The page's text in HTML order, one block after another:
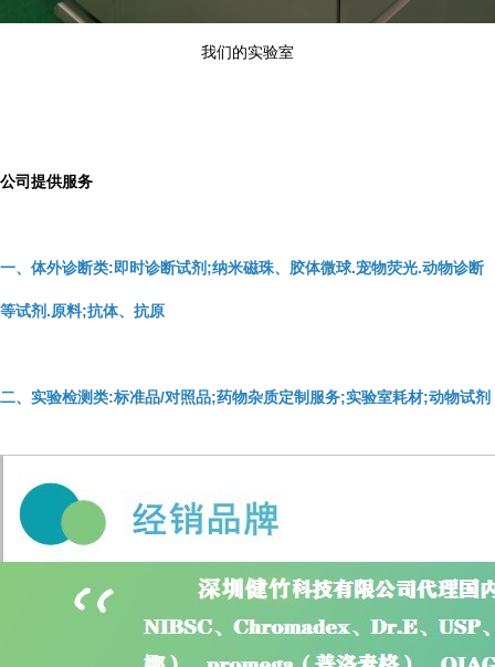
我们的实验室
公司提供服务
一、体外诊断类:即时诊断试剂;纳米磁珠、胶体微球.宠物荧光.动物诊断
等试剂.原料;抗体、抗原
二、实验检测类:标准品/对照品;药物杂质定制服务;实验室耗材;动物试剂